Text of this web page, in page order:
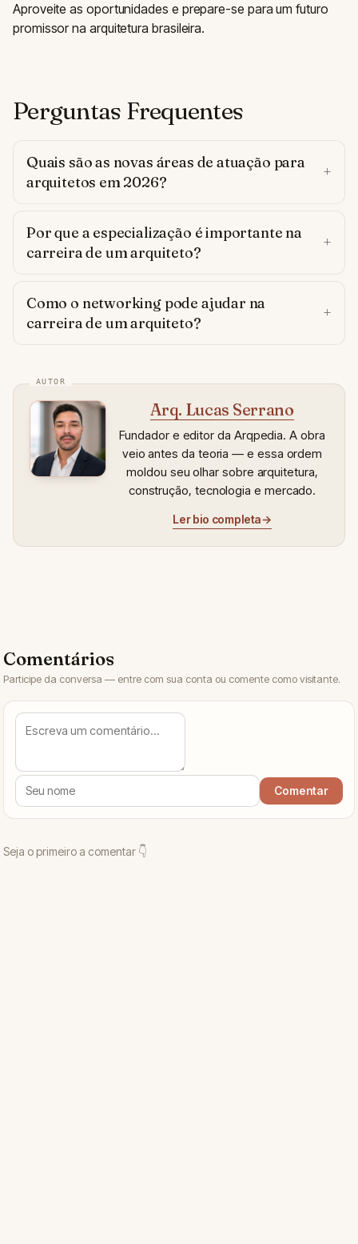
Aproveite as oportunidades e prepare-se para um futuro
promissor na arquitetura brasileira.
Perguntas Frequentes
Quais são as novas áreas de atuação para
arquitetos em 2026?
Por que a especialização é importante na
carreira de um arquiteto?
Como o networking pode ajudar na
carreira de um arquiteto?
Arq. Lucas Serrano
Fundador e editor da Arqpedia. A obra
veio antes da teoria — e essa ordem
moldou seu olhar sobre arquitetura,
construção, tecnologia e mercado.
Ler bio completa→